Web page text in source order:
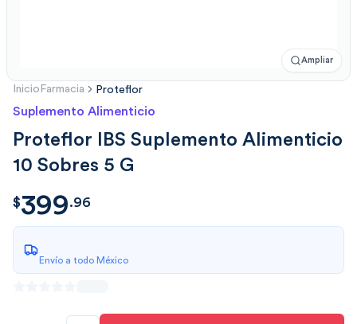
Ampliar
Inicio Farmacia Proteflor
Suplemento Alimenticio
Proteflor IBS Suplemento Alimenticio
10 Sobres 5 G
$399.9663
$399.96
Envío a todo México